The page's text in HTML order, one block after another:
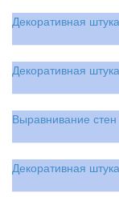
Декоративная
Декоративная
Выравнивание
Декоративная